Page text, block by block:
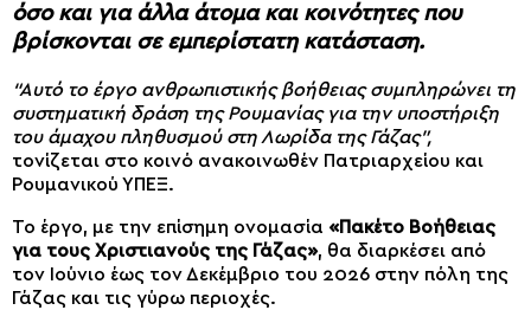
όσο και για άλλα άτομα και κοινότητες που
βρίσκονται σε εμπερίστατη κατάσταση.
“Αυτό το έργο ανθρωπιστικής βοήθειας συμπληρώνει τη
συστηματική δράση της Ρουμανίας για την υποστήριξη
του άμαχου πληθυσμού στη Λωρίδα της Γάζας”,
τονίζεται στο κοινό ανακοινωθέν Πατριαρχείου και
Ρουμανικού ΥΠΕΞ.
Το έργο, με την επίσημη ονομασία «Πακέτο Βοήθειας
για τους Χριστιανούς της Γάζας», θα διαρκέσει από
τον Ιούνιο έως τον Δεκέμβριο του 2026 στην πόλη της
Γάζας και τις γύρω περιοχές.